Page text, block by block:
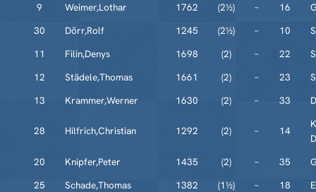
9
Weimer,Lothar 1762 (2½) – 16
30
Dörr,Rolf 1245 (2½) – 10
11
Filin,Denys 1698 (2) – 22
12
Städele,Thomas 1661 (2) – 23
13
Krammer,Werner 1630 (2) – 33
28 Hilfrich,Christian 1292 (2) – 14
20
Knipfer,Peter 1435 (2) – 35
25
Schade,Thomas 1382 (1½) – 18